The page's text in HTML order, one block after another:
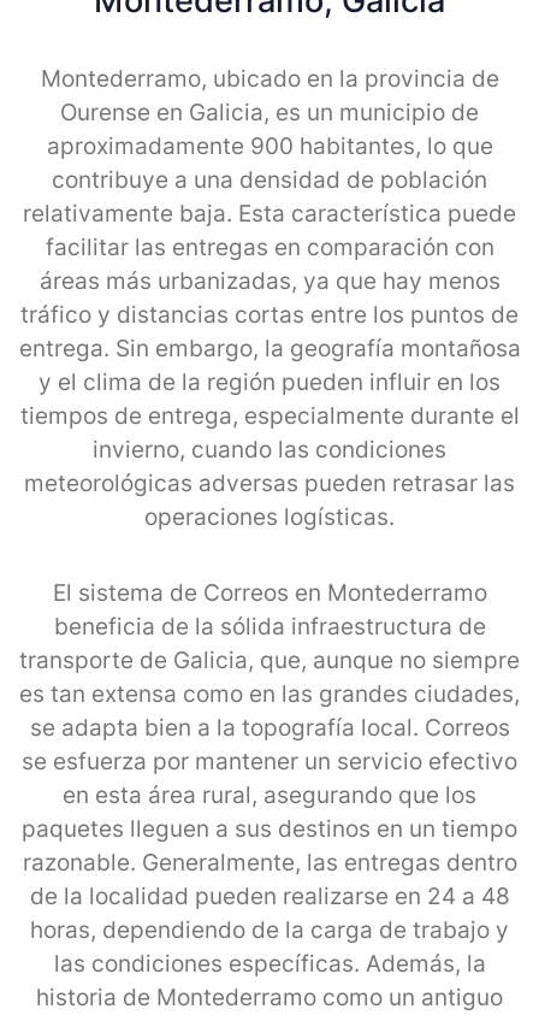
Montederramo, ubicado en la provincia de
Ourense en Galicia, es un municipio de
aproximadamente 900 habitantes, lo que
contribuye a una densidad de población
relativamente baja. Esta característica puede
facilitar las entregas en comparación con
áreas más urbanizadas, ya que hay menos
tráfico y distancias cortas entre los puntos de
entrega. Sin embargo, la geografía montañosa
y el clima de la región pueden influir en los
tiempos de entrega, especialmente durante el
invierno, cuando las condiciones
meteorológicas adversas pueden retrasar las
operaciones logísticas.
El sistema de Correos en Montederramo
beneficia de la sólida infraestructura de
transporte de Galicia, que, aunque no siempre
es tan extensa como en las grandes ciudades,
se adapta bien a la topografía local. Correos
se esfuerza por mantener un servicio efectivo
en esta área rural, asegurando que los
paquetes lleguen a sus destinos en un tiempo
razonable. Generalmente, las entregas dentro
de la localidad pueden realizarse en 24 a 48
horas, dependiendo de la carga de trabajo y
las condiciones específicas. Además, la
historia de Montederramo como un antiguo